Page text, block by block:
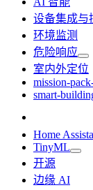
设备集成与
环境监测
危险响应
室内外定位
mission-
smart-
Home
TinyML
开源
边缘 AI